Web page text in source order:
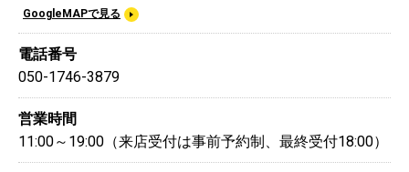
GoogleMAPで見る
電話番号
050-1746-3879
営業時間
11:00～19:00（来店受付は事前予約制、最終受付18:00）